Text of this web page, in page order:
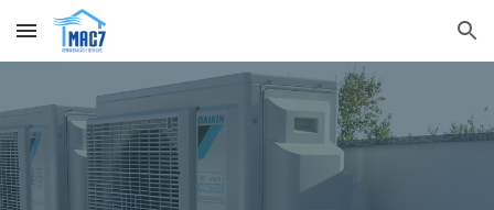
Skip to main content Skip to navigation